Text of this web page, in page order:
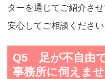
ターを通じてご紹介させ
安心してご相談ください
Q5 足が不自由
事務所に伺えませ